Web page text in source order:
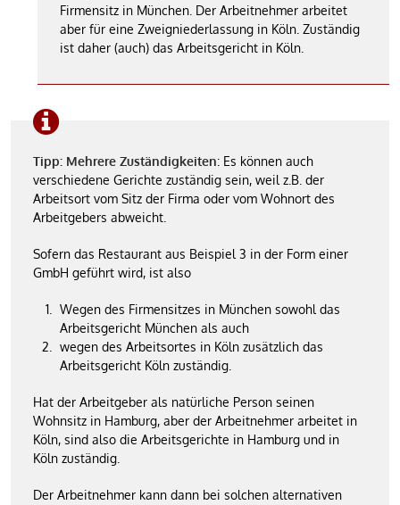
Firmensitz in München. Der Arbeitnehmer arbeitet
aber für eine Zweigniederlassung in Köln. Zuständig
ist daher (auch) das Arbeitsgericht in Köln.
Tipp: Mehrere Zuständigkeiten: Es können auch
verschiedene Gerichte zuständig sein, weil z.B. der
Arbeitsort vom Sitz der Firma oder vom Wohnort des
Arbeitgebers abweicht.
Sofern das Restaurant aus Beispiel 3 in der Form einer
GmbH geführt wird, ist also
Wegen des Firmensitzes in München sowohl das
Arbeitsgericht München als auch
wegen des Arbeitsortes in Köln zusätzlich das
Arbeitsgericht Köln zuständig.
Hat der Arbeitgeber als natürliche Person seinen
Wohnsitz in Hamburg, aber der Arbeitnehmer arbeitet in
Köln, sind also die Arbeitsgerichte in Hamburg und in
Köln zuständig.
Der Arbeitnehmer kann dann bei solchen alternativen